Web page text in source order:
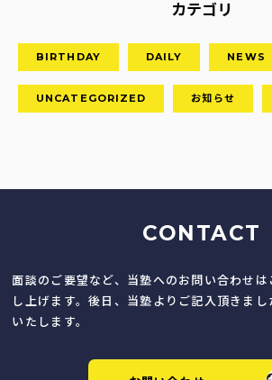
カテゴリ
BIRTHDAY DAILY NEWS
UNCATEGORIZED お知らせ
CONTACT
面談のご要望など、当塾へのお問い合わせ
し上げます。後日、当塾よりご記入頂きま
いたします。